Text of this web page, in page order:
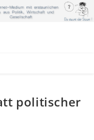
politischer